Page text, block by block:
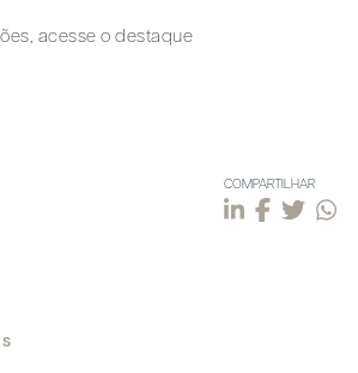
acesse o destaque
COMPARTILHAR